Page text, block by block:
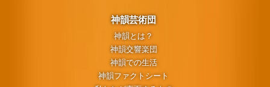
神韻芸術団
神韻とは？
神韻交響楽団
神韻での生活
神韻ファクトシート